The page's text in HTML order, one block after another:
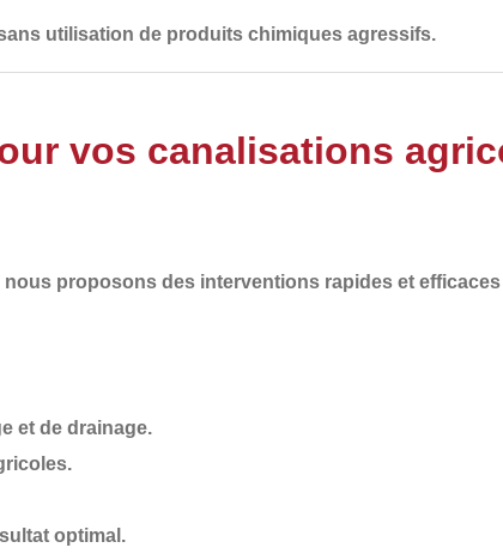
utilisation de produits chimiques agressifs.
vos canalisations
nous proposons des interventions rapides et efficaces
et de drainage.
optimal.